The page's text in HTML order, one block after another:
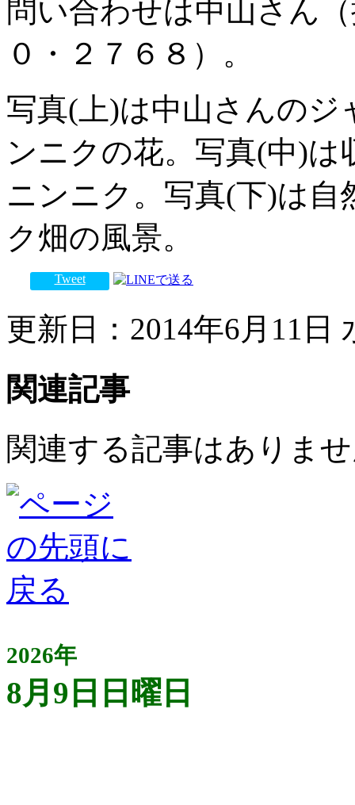
問い合わせは中山さん
０・２７６８）。
写真(上)は中山さんの
ンニクの花。写真(中)
ニンニク。写真(下)は
ク畑の風景。
Tweet
更新日：2014年6月11日
関連記事
関連する記事はありま
2026年
8月9日日曜日